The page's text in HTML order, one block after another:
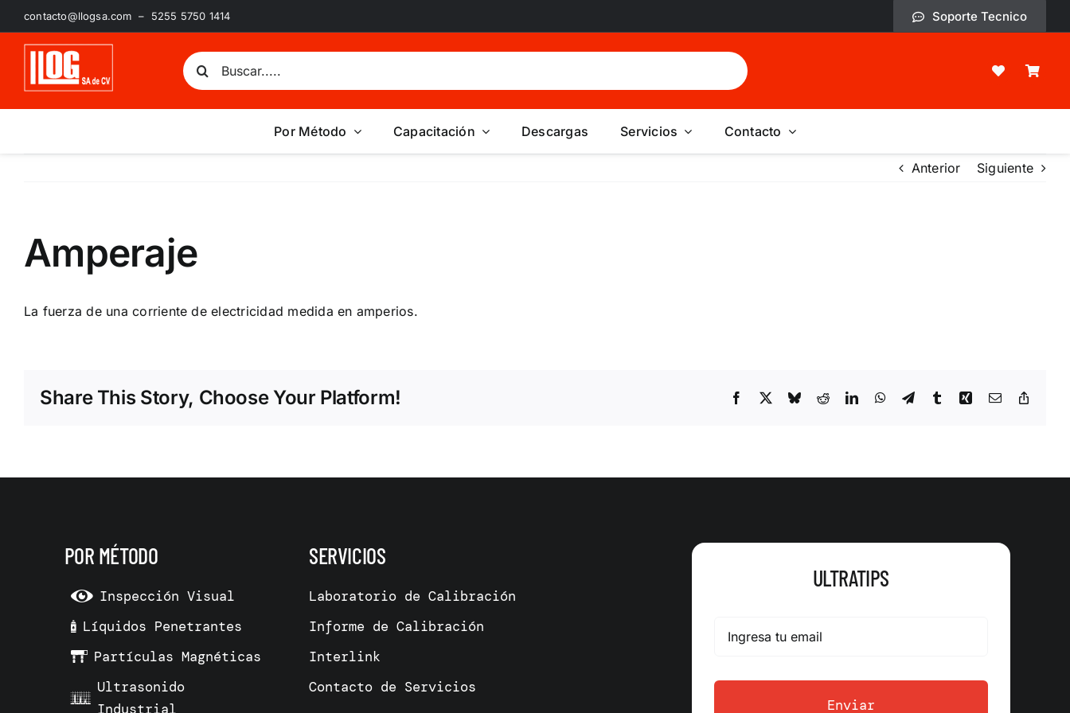
Saltar
al
contenido
contacto@llogsa.com – 5255 5750 1414 Soporte Tecnico
Buscar:
Por Método Capacitación Descargas Servicios Contacto
Anterior Siguiente
Amperaje
La fuerza de una corriente de electricidad medida en amperios.
Share This Story, Choose Your Platform! Facebook
X BlueskyRedditLinkedInWhatsApp
TelegramTumblrXing Correo
POR MÉTODO
Inspección Visual
Líquidos Penetrantes
Partículas Magnéticas
Ultrasonido
Industrial
SERVICIOS
Laboratorio de Calibración
Informe de Calibración
Interlink
Contacto de Servicios
ULTRATIPS
Enviar